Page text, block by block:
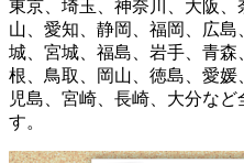
東京、埼玉、神奈川、大阪
山、愛知、静岡、福岡、広
城、宮城、福島、岩手、青
根、鳥取、岡山、徳島、愛
児島、宮崎、長崎、大分な
す。